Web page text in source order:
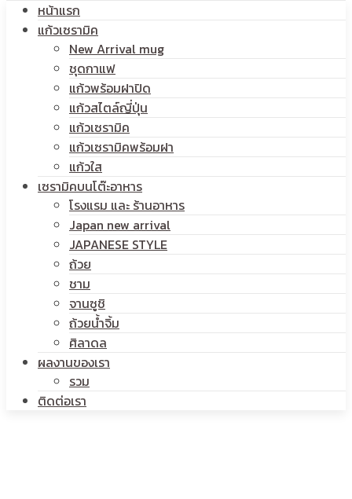
สกรีน
หน้าแรก
แก้วเซรามิค
New Arrival mug
ชุดกาแฟ
แก้วพร้อมฝาปิด
แก้วสไตล์ญี่ปุ่น
แก้วเซรามิค
แก้วเซรามิคพร้อมฝา
แก้วใส
เซรามิคบนโต๊ะอาหาร
โรงแรม และ ร้านอาหาร
Japan new arrival
JAPANESE STYLE
ถ้วย
ชาม
จานซูชิ
ถ้วยน้ำจิ้ม
ศิลาดล
ผลงานของเรา
รวม
ติดต่อเรา